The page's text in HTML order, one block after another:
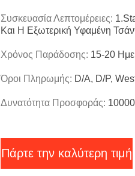
Συσκευασία Λεπτομέρειες:
Και Η Εξωτερική Υφαμένη
Χρόνος Παράδοσης: 15-20
Όροι Πληρωμής: D/A, D/P,
Δυνατότητα Προσφοράς:
Πάρτε την καλύτερη τιμή